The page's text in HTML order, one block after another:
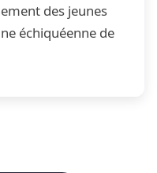
des jeunes
échiquéenne de